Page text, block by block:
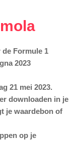
Formule 1
2023
21 mei 2023.
downloaden in je
je waardebon of
op je